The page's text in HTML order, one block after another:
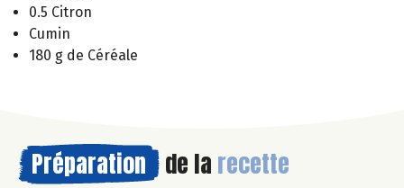
0.5 Citron
Cumin
180 g de Céréale
Préparation de la recette